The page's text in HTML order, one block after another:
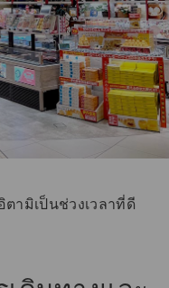
ามิเป็นช่วงเวลาที่ดี